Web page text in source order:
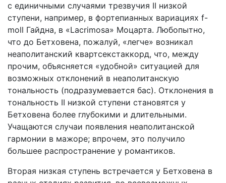
с единичными случаями трезвучия II низкой
ступени, например, в фортепианных вариациях f-
moll Гайдна, в «Lacrimosa» Моцарта. Любопытно,
что до Бетховена, пожалуй, «легче» возникал
неаполитанский квартсекстаккорд, что, между
прочим, объясняется «удобной» ситуацией для
возможных отклонений в неаполитанскую
тональность (подразумевается бас). Отклонения в
тональность II низкой ступени становятся у
Бетховена более глубокими и длительными.
Учащаются случаи появления неаполитанской
гармонии в мажоре; впрочем, это получило
большее распространение у романтиков.
Вторая низкая ступень встречается у Бетховена в